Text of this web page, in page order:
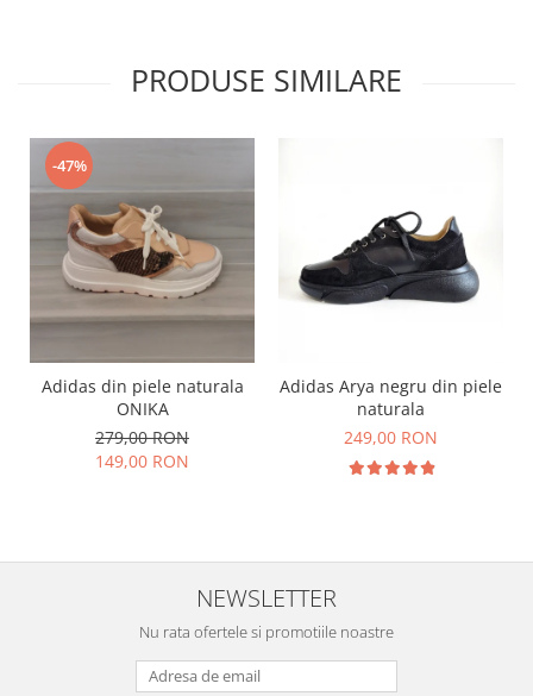
PRODUSE SIMILARE
-47%
Adidas din piele naturala
ONIKA
279,00 RON
149,00 RON
Adidas Arya negru din piele
naturala
249,00 RON
NEWSLETTER
Nu rata ofertele si promotiile noastre